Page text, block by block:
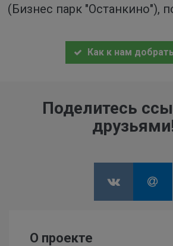
(Бизнес парк "Останкино"),
Как к нам
Поделитесь
О проекте